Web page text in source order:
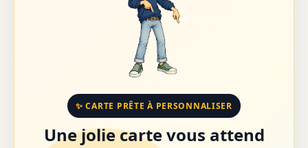
✨ CARTE PRÊTE À PERSONNALISER
Une jolie carte vous attend